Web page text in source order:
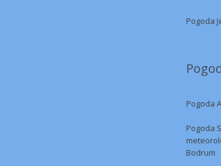
Pogoda
Pogoda
Pogoda
Bodrum